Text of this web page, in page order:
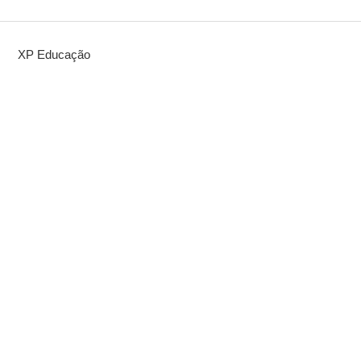
XP Educação